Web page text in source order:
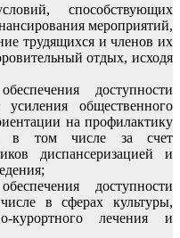
способствующих
мероприятий,
трудящихся и членов их
отдых, исходя
доступности
общественного
на профилактику
в том числе за счет
диспансеризацией и
доступности
в сферах культуры,
курортного лечения и